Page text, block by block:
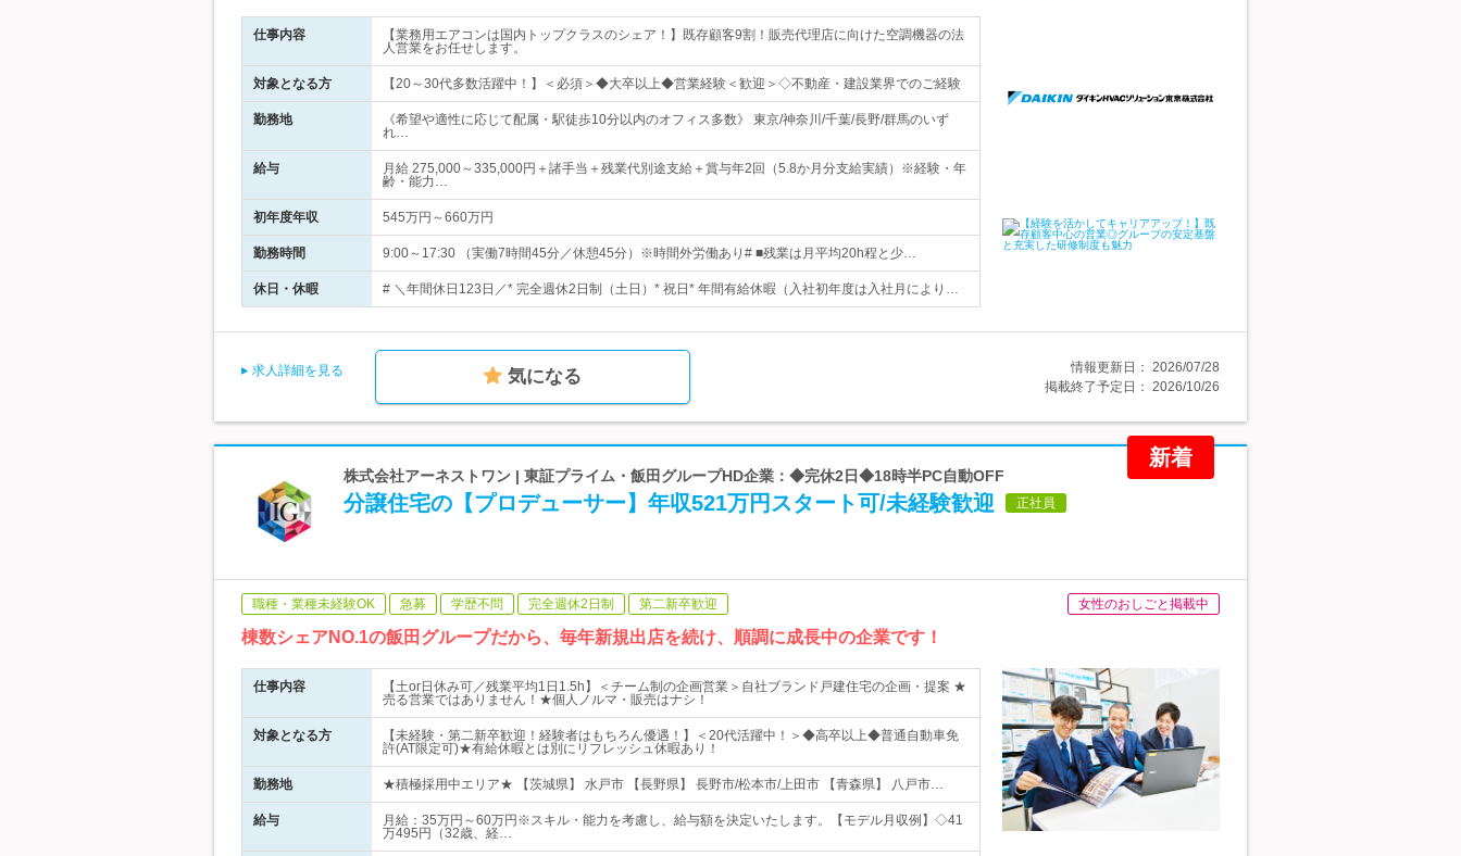
仕事内容
【業務用エアコンは国内トップクラスのシェア！】既存顧客9割！販売代理店に向けた空調機器の法
人営業をお任せします。
対象となる方 【20～30代多数活躍中！】＜必須＞◆大卒以上◆営業経験＜歓迎＞◇不動産・建設業界でのご経験
勤務地
《希望や適性に応じて配属・駅徒歩10分以内のオフィス多数》 東京/神奈川/千葉/長野/群馬のいず
れ…
給与
月給 275,000～335,000円＋諸手当＋残業代別途支給＋賞与年2回（5.8か月分支給実績）※経験・年
齢・能力…
初年度年収 545万円～660万円
勤務時間 9:00～17:30 （実働7時間45分／休憩45分）※時間外労働あり# ■残業は月平均20h程と少…
休日・休暇 # ＼年間休日123日／* 完全週休2日制（土日）* 祝日* 年間有給休暇（入社初年度は入社月により…
求人詳細を見る 気になる 情報更新日： 2026/07/28
掲載終了予定日： 2026/10/26
新着
株式会社アーネストワン | 東証プライム・飯田グループHD企業：◆完休2日◆18時半PC自動OFF
分譲住宅の【プロデューサー】年収521万円スタート可/未経験歓迎 正社員
職種・業種未経験OK 急募 学歴不問 完全週休2日制 第二新卒歓迎 女性のおしごと掲載中
棟数シェアNO.1の飯田グループだから、毎年新規出店を続け、順調に成長中の企業です！
仕事内容
【土or日休み可／残業平均1日1.5h】＜チーム制の企画営業＞自社ブランド戸建住宅の企画・提案 ★
売る営業ではありません！★個人ノルマ・販売はナシ！
対象となる方
【未経験・第二新卒歓迎！経験者はもちろん優遇！】＜20代活躍中！＞◆高卒以上◆普通自動車免
許(AT限定可)★有給休暇とは別にリフレッシュ休暇あり！
勤務地 ★積極採用中エリア★ 【茨城県】 水戸市 【長野県】 長野市/松本市/上田市 【青森県】 八戸市…
給与
月給：35万円～60万円※スキル・能力を考慮し、給与額を決定いたします。【モデル月収例】◇41
万495円（32歳、経…